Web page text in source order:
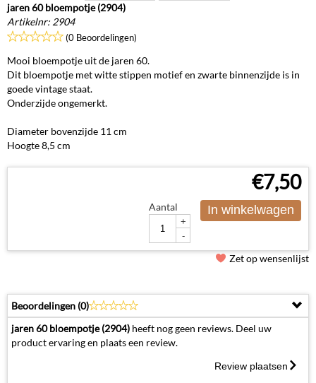
jaren 60 bloempotje (2904)
Artikelnr: 2904
(0 Beoordelingen)
Mooi bloempotje uit de jaren 60.
Dit bloempotje met witte stippen motief en zwarte binnenzijde is in
goede vintage staat.
Onderzijde ongemerkt.
Diameter bovenzijde 11 cm
Hoogte 8,5 cm
€7,50
Aantal
+
-
In winkelwagen
Zet op wensenlijst
Beoordelingen (0)
jaren 60 bloempotje (2904) heeft nog geen reviews. Deel uw
product ervaring en plaats een review.
Review plaatsen